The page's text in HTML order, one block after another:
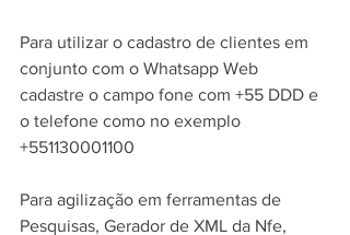
Para utilizar o cadastro de clientes em
conjunto com o Whatsapp Web
cadastre o campo fone com +55 DDD e
o telefone como no exemplo
+551130001100
Para agilização em ferramentas de
Pesquisas, Gerador de XML da Nfe,